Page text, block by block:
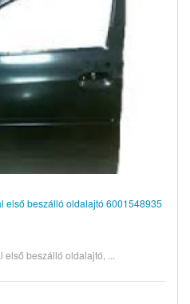
első beszálló oldalajtó 6001548935
első beszálló oldalajtó, ...